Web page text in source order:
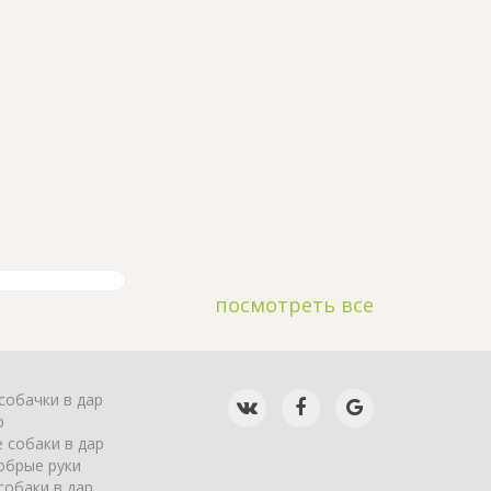
посмотреть все
в дар
собаки в дар
руки